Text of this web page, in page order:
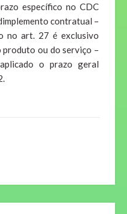
específico no CDC
contratual –
no art. 27 é exclusivo
ou do serviço –
o prazo geral